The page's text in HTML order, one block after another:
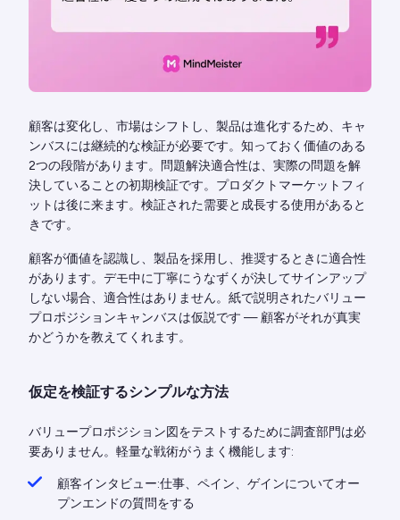
顧客は変化し、市場はシフトし、製品は進化するため、キャ
ンバスには継続的な検証が必要です。知っておく価値のある
2つの段階があります。問題解決適合性は、実際の問題を解
決していることの初期検証です。プロダクトマーケットフィ
ットは後に来ます。検証された需要と成長する使用があると
きです。
顧客が価値を認識し、製品を採用し、推奨するときに適合性
があります。デモ中に丁寧にうなずくが決してサインアップ
しない場合、適合性はありません。紙で説明されたバリュー
プロポジションキャンバスは仮説です — 顧客がそれが真実
かどうかを教えてくれます。
仮定を検証するシンプルな方法
バリュープロポジション図をテストするために調査部門は必
要ありません。軽量な戦術がうまく機能します:
顧客インタビュー:仕事、ペイン、ゲインについてオー
プンエンドの質問をする